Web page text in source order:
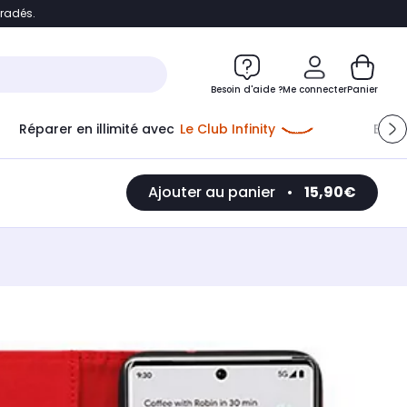
Accéder directement au chatbot
Besoin d'aide ?Me connecter
Me connecter
Nouveau clientCréer mon compte
ou me connecter avec
Panier
Réparer en illimité avec Le Club Infinity
Ajouter au panier • 15,90€